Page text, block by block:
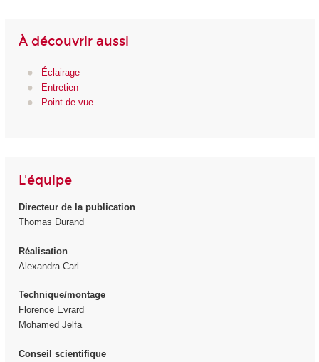
À découvrir aussi
Éclairage
Entretien
Point de vue
L'équipe
Directeur de la publication
Thomas Durand
Réalisation
Alexandra Carl
Technique/montage
Florence Evrard
Mohamed Jelfa
Conseil scientifique